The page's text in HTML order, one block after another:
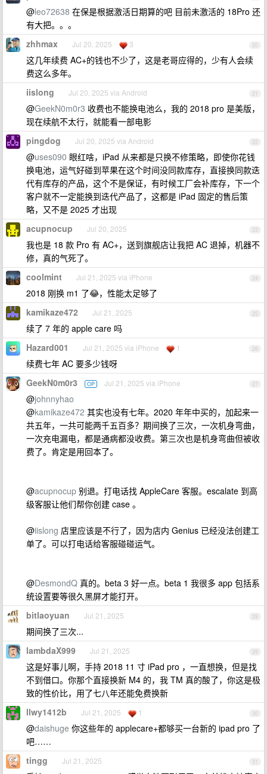
@leo72638 在保是根据激活日期算的吧 目前未激活的 18Pro 还
有大把。。。
20
zhhmax Jul 20, 2025 3
这几年续费 AC+的钱也不少了，这是老哥应得的，少有人会续
费这么多年。
21
iislong Jul 20, 2025 via Android
@GeekN0m0r3 收费也不能换电池么，我的 2018 pro 是美版，
现在续航不太行，就能看一部电影
22
pingdog Jul 20, 2025 via Android
@uses090 眼红啥，iPad 从来都是只换不修策略，即使你花钱
换电池，运气好碰到苹果在这个时间没同款库存，直接换同款迭
代有库存的产品，这个不是保证，有时候工厂会补库存，下一个
客户就不一定能换到迭代产品了，这都是 iPad 固定的售后策
略，又不是 2025 才出现
23
acupnocup Jul 20, 2025
我也是 18 款 Pro 有 AC+，送到旗舰店让我把 AC 退掉，机器不
修，真的气死了。
24
coolmint Jul 21, 2025 via iPhone
2018 刚换 m1 了😂，性能太足够了
25
kamikaze472 Jul 21, 2025
续了 7 年的 apple care 吗
26
Hazard001 Jul 21, 2025 via iPhone 1
续费七年 AC 要多少钱呀
27
GeekN0m0r3 OP Jul 21, 2025 via iPhone
@johnnyhao
@kamikaze472 其实也没有七年。2020 年年中买的，加起来一
共五年，一共可能两千五百多？期间换了三次，一次机身弯曲，
一次充电漏电，都是通病都没收费。第三次也是机身弯曲但被收
费了。肯定是用回本了。
@acupnocup 别退。打电话找 AppleCare 客服。escalate 到高
级客服让他们帮你创建 case 。
@iislong 店里应该是不行了，因为店内 Genius 已经没法创建工
单了。可以打电话给客服碰碰运气。
@DesmondQ 真的。beta 3 好一点。beta 1 我很多 app 包括系
统设置要等很久黑屏才能打开。
28
bitlaoyuan Jul 21, 2025
期间换了三次...
29
lambdaX999 Jul 21, 2025
这是好事儿啊，手持 2018 11 寸 iPad pro ，一直想换，但是找
不到借口。你那个直接换新 M4 的，我 TM 真的酸了，你这是极
致的性价比，用了七八年还能免费换新
30
llwy1412b Jul 21, 2025 1
@daishuge 你这些年的 applecare+都够买一台新的 ipad pro 了
吧……
31
tingg Jul 21, 2025